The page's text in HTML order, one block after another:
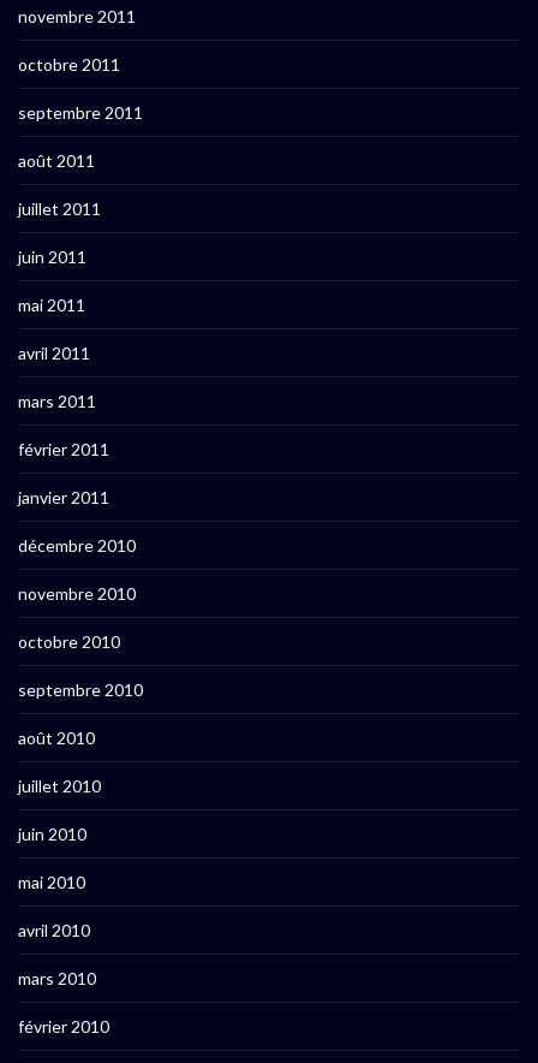
novembre 2011
octobre 2011
septembre 2011
août 2011
juillet 2011
juin 2011
mai 2011
avril 2011
mars 2011
février 2011
janvier 2011
décembre 2010
novembre 2010
octobre 2010
septembre 2010
août 2010
juillet 2010
juin 2010
mai 2010
avril 2010
mars 2010
février 2010